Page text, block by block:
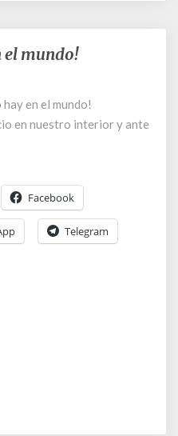
el mundo!
en el mundo!
en nuestro interior y ante
Facebook
Telegram